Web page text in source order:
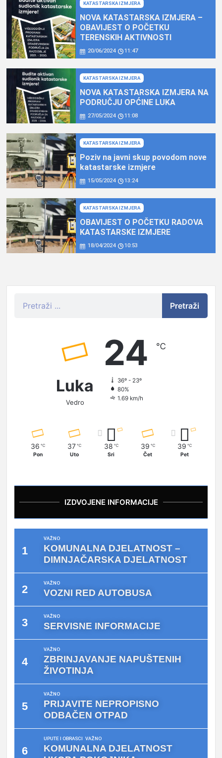
KATASTARSKA IZMJERA
NOVA KATASTARSKA IZMJERA –
OBAVIJEST O POČETKU
TERENSKIH AKTIVNOSTI
20/06/2024 11:47
KATASTARSKA IZMJERA
NOVA KATASTARSKA IZMJERA NA
PODRUČJU OPĆINE LUKA
27/05/2024 11:08
KATASTARSKA IZMJERA
Poziv na javni skup povodom nove
katastarske izmjere
15/05/2024 13:24
KATASTARSKA IZMJERA
OBAVIJEST O POČETKU RADOVA
KATASTARSKE IZMJERE
18/04/2024 10:53
Pretraži
Luka
Vedro
24 ℃
36º - 23º
80%
1.69 km/h
36 ℃
Pon
37 ℃
Uto
38 ℃
Sri
39 ℃
Čet
39 ℃
Pet
IZDVOJENE INFORMACIJE
VAŽNO
KOMUNALNA DJELATNOST –
DIMNJAČARSKA DJELATNOST
VAŽNO
VOZNI RED AUTOBUSA
VAŽNO
SERVISNE INFORMACIJE
VAŽNO
ZBRINJAVANJE NAPUŠTENIH
ŽIVOTINJA
VAŽNO
PRIJAVITE NEPROPISNO
ODBAČEN OTPAD
UPUTE I OBRASCI VAŽNO
KOMUNALNA DJELATNOST